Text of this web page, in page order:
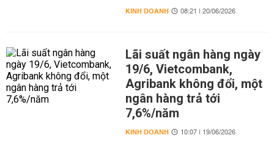
KINH DOANH 08:21 | 20/06/2026
Lãi suất ngân hàng ngày
19/6, Vietcombank,
Agribank không đổi, một
ngân hàng trả tới
7,6%/năm
KINH DOANH 10:07 | 19/06/2026